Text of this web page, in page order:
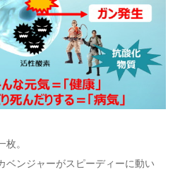
。
ベンジャーがスピーディーに動い